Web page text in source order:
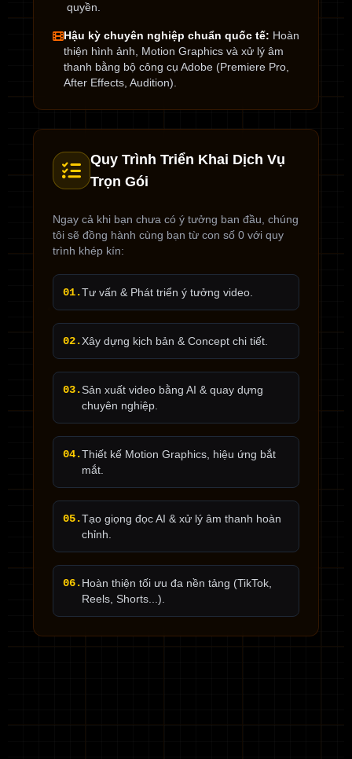
quyền.
Hậu kỳ chuyên nghiệp chuẩn quốc tế: Hoàn
thiện hình ảnh, Motion Graphics và xử lý âm
thanh bằng bộ công cụ Adobe (Premiere Pro,
After Effects, Audition).
Quy Trình Triển Khai Dịch Vụ
Trọn Gói
Ngay cả khi bạn chưa có ý tưởng ban đầu, chúng
tôi sẽ đồng hành cùng bạn từ con số 0 với quy
trình khép kín:
01.Tư vấn & Phát triển ý tưởng video.
02.Xây dựng kịch bản & Concept chi tiết.
03.Sản xuất video bằng AI & quay dựng
chuyên nghiệp.
04.Thiết kế Motion Graphics, hiệu ứng bắt
mắt.
05.Tạo giọng đọc AI & xử lý âm thanh hoàn
chỉnh.
06.Hoàn thiện tối ưu đa nền tảng (TikTok,
Reels, Shorts...).